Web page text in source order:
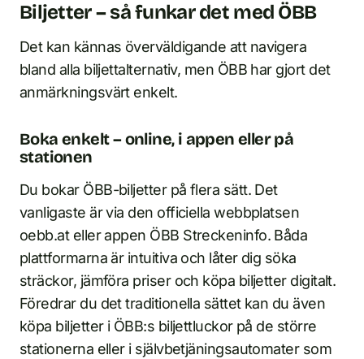
Biljetter – så funkar det med ÖBB
Det kan kännas överväldigande att navigera
bland alla biljettalternativ, men ÖBB har gjort det
anmärkningsvärt enkelt.
Boka enkelt – online, i appen eller på
stationen
Du bokar ÖBB-biljetter på flera sätt. Det
vanligaste är via den officiella webbplatsen
oebb.at eller appen ÖBB Streckeninfo. Båda
plattformarna är intuitiva och låter dig söka
sträckor, jämföra priser och köpa biljetter digitalt.
Föredrar du det traditionella sättet kan du även
köpa biljetter i ÖBB:s biljettluckor på de större
stationerna eller i självbetjäningsautomater som